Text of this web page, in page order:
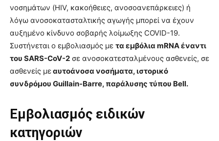
νοσημάτων (HIV, κακοήθειες, ανοσοανεπάρκειες) ή
λόγω ανοσοκατασταλτικής αγωγής μπορεί να έχουν
αυξημένο κίνδυνο σοβαρής λοίμωξης COVID-19.
Συστήνεται ο εμβολιασμός με τα εμβόλια mRNA έναντι
του SARS-CoV-2 σε ανοσοκατεσταλμένους ασθενείς, σε
ασθενείς μεαυτοάνοσα νοσήματα, ιστορικό
συνδρόμου Guillain-Barre, παράλυσης τύπου Bell.
Εμβολιασμός ειδικών
κατηγοριών